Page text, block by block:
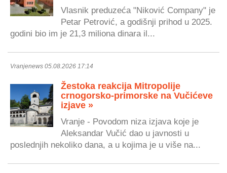
Vlasnik preduzeća "Niković Company" je
Petar Petrović, a godišnji prihod u 2025.
godini bio im je 21,3 miliona dinara il...
Vranjenews 05.08.2026 17:14
Žestoka reakcija Mitropolije
crnogorsko-primorske na Vučićeve
izjave »
Vranje - Povodom niza izjava koje je
Aleksandar Vučić dao u javnosti u
poslednjih nekoliko dana, a u kojima je u više na...